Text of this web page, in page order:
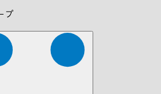
株式会社ストレチア